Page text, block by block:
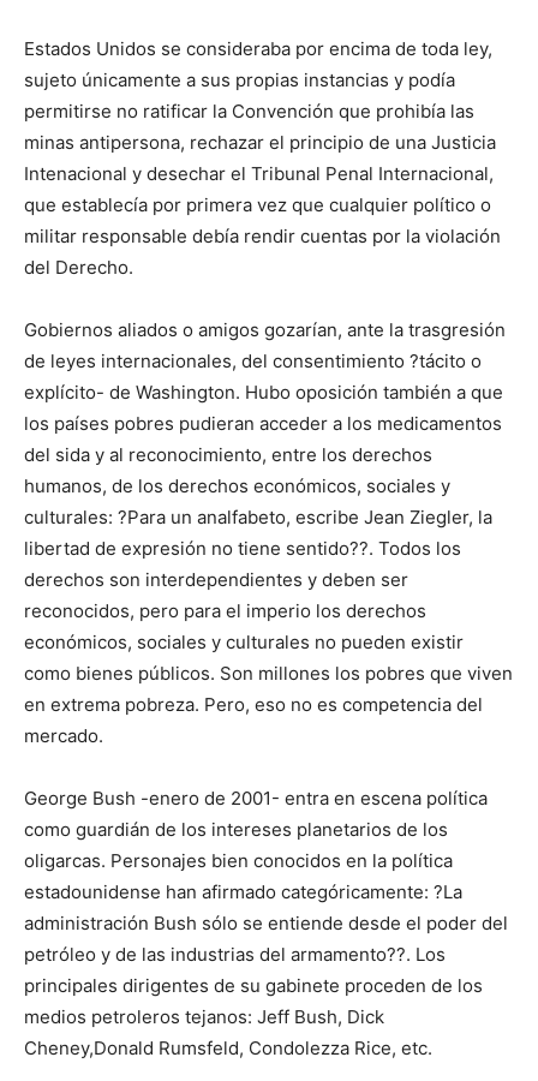
Estados Unidos se consideraba por encima de toda ley,
sujeto únicamente a sus propias instancias y podía
permitirse no ratificar la Convención que prohibía las
minas antipersona, rechazar el principio de una Justicia
Intenacional y desechar el Tribunal Penal Internacional,
que establecía por primera vez que cualquier político o
militar responsable debía rendir cuentas por la violación
del Derecho.
Gobiernos aliados o amigos gozarían, ante la trasgresión
de leyes internacionales, del consentimiento ?tácito o
explícito- de Washington. Hubo oposición también a que
los países pobres pudieran acceder a los medicamentos
del sida y al reconocimiento, entre los derechos
humanos, de los derechos económicos, sociales y
culturales: ?Para un analfabeto, escribe Jean Ziegler, la
libertad de expresión no tiene sentido??. Todos los
derechos son interdependientes y deben ser
reconocidos, pero para el imperio los derechos
económicos, sociales y culturales no pueden existir
como bienes públicos. Son millones los pobres que viven
en extrema pobreza. Pero, eso no es competencia del
mercado.
George Bush -enero de 2001- entra en escena política
como guardián de los intereses planetarios de los
oligarcas. Personajes bien conocidos en la política
estadounidense han afirmado categóricamente: ?La
administración Bush sólo se entiende desde el poder del
petróleo y de las industrias del armamento??. Los
principales dirigentes de su gabinete proceden de los
medios petroleros tejanos: Jeff Bush, Dick
Cheney,Donald Rumsfeld, Condolezza Rice, etc.